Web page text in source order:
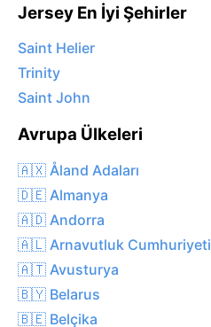
Jersey En İyi Şehirler
Saint Helier
Trinity
Saint John
Avrupa Ülkeleri
🇦🇽 Åland Adaları
🇩🇪 Almanya
🇦🇩 Andorra
🇦🇱 Arnavutluk Cumhuriyeti
🇦🇹 Avusturya
🇧🇾 Belarus
🇧🇪 Belçika